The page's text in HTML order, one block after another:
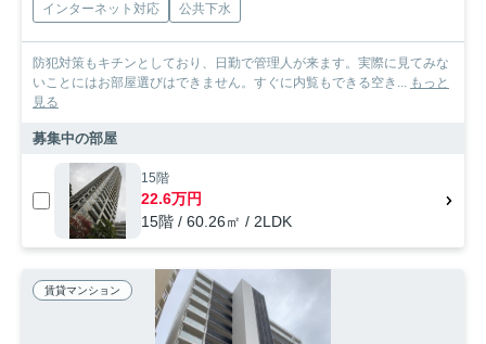
インターネット対応
公共下水
防犯対策もキチンとしており、日勤で管理人が来ます。実際に見てみな
いことにはお部屋選びはできません。すぐに内覧もできる空き... もっと
見る
募集中の部屋
15階
22.6万円
15階 / 60.26㎡ / 2LDK
賃貸マンション